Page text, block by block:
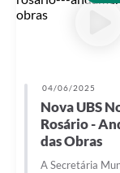
04/06/2025
Nova UBS
Rosário -
das Obras
A Secretária